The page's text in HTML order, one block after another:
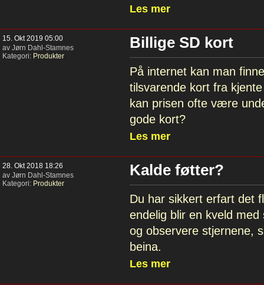
Les mer
15. Okt 2019 05:00
av Jørn Dahl-Stamnes
Kategori: Produkter
Billige SD kort
På internet kan man
tilsvarende kort fra
kan prisen ofte være
gode kort?
Les mer
28. Okt 2018 18:26
av Jørn Dahl-Stamnes
Kategori: Produkter
Kalde føtter?
Du har sikkert erfart det
endelig blir en kveld
og observere stjernene,
beina.
Les mer